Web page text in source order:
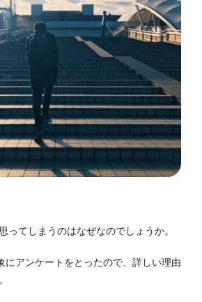
ってしまうのはなぜなのでしょうか。
にアンケートをとったので、詳しい理由